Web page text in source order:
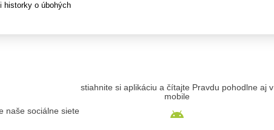
historky o úbohých
naše sociálne siete
stiahnite si aplikáciu a čítajte Pravdu pohodlne aj v
mobile